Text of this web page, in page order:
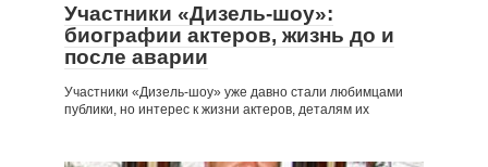
Участники «Дизель-шоу»:
биографии актеров, жизнь до и
после аварии
Участники «Дизель-шоу» уже давно стали любимцами
публики, но интерес к жизни актеров, деталям их